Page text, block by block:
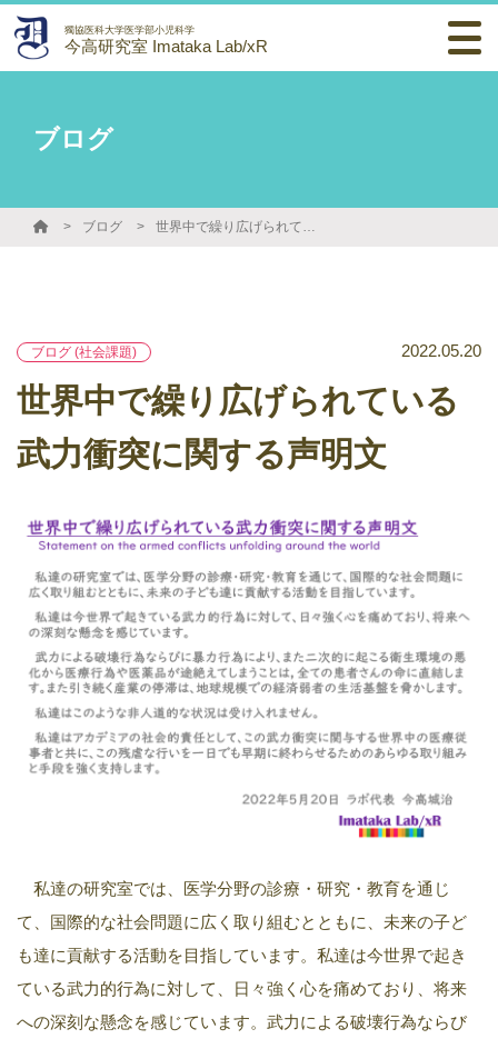
獨協医科大学医学部小児科学
今高研究室 Imataka Lab/xR
ブログ
ブログ 世界中で繰り広げられている武力衝突に関する声明文
ブログ (社会課題) 2022.05.20
世界中で繰り広げられている
武力衝突に関する声明文
私達の研究室では、医学分野の診療・研究・教育を通じ
て、国際的な社会問題に広く取り組むとともに、未来の子ど
も達に貢献する活動を目指しています。私達は今世界で起き
ている武力的行為に対して、日々強く心を痛めており、将来
への深刻な懸念を感じています。武力による破壊行為ならび